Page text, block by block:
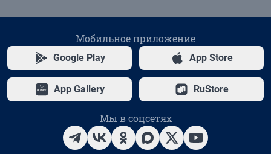
Мобильное приложение
Google Play App Store
App Gallery RuStore
Мы в соцсетях